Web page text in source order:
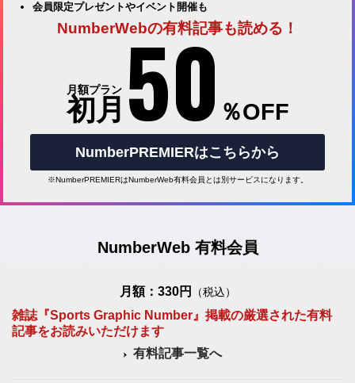
会員限定プレゼントやイベント開催も
NumberWebの有料記事も読める！
月額プラン
初月 50 ％OFF
NumberPREMIERはこちらから
※NumberPREMIERはNumberWeb有料会員とは別サービスになります。
NumberWeb 有料会員
月額：330円 （税込）
雑誌『Sports Graphic Number』掲載の厳選された有料
記事をお読みいただけます
有料記事一覧へ